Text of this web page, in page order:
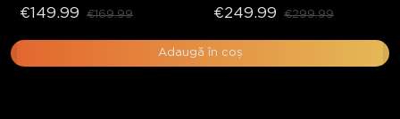
€149.99 €169.99 €249.99 €299.99
Adaugă în coș